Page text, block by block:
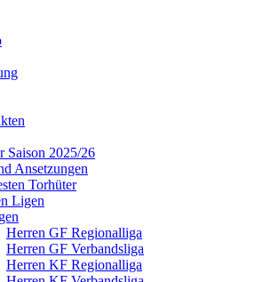
Saison 2025/26
Ansetzungen
Torhüter
Ligen
Herren GF Regionalliga
Herren GF Verbandsliga
Herren KF Regionalliga